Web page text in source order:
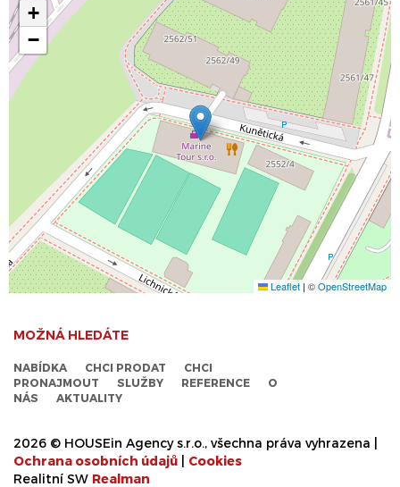
+
−
Leaflet | ©OpenStreetMap
MOŽNÁ HLEDÁTE
NABÍDKA CHCI PRODAT
CHCI
PRONAJMOUT
SLUŽBY REFERENCE
O
NÁS
AKTUALITY
2026 © HOUSEin Agency s.r.o., všechna práva vyhrazena |
Ochrana osobních údajů
Cookies
Realitní SW Realman